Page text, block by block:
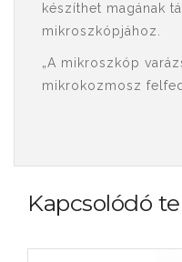
készíthet magának
mikroszkópjához.
„A mikroszkóp
mikrokozmosz
Kapcsolódó